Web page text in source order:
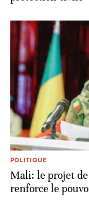
POLITIQUE
Mali: le projet
renforce le